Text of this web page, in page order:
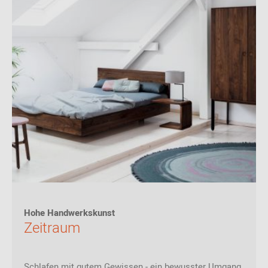
Hohe Handwerkskunst
Zeitraum